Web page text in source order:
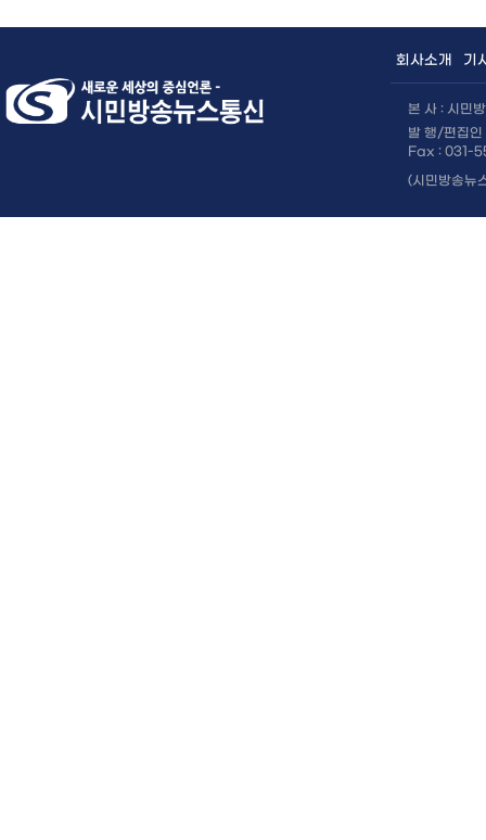
회사소개 기
본 사 : 시민
발 행/편집인
Fax : 031-
(시민방송뉴